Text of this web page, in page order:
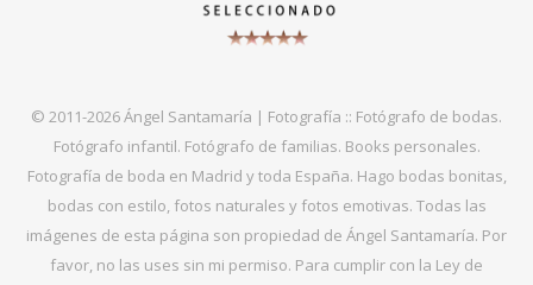
© 2011-2026 Ángel Santamaría | Fotografía :: Fotógrafo de bodas.
Fotógrafo infantil. Fotógrafo de familias. Books personales.
Fotografía de boda en Madrid y toda España. Hago bodas bonitas,
bodas con estilo, fotos naturales y fotos emotivas. Todas las
imágenes de esta página son propiedad de Ángel Santamaría. Por
favor, no las uses sin mi permiso. Para cumplir con la Ley de